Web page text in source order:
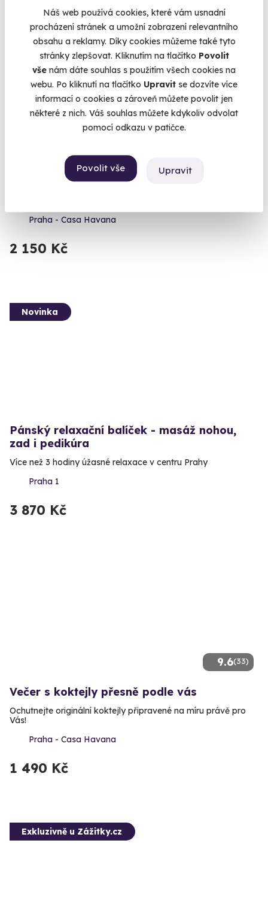
Náš web používá cookies, které vám usnadní
procházení stránek a umožní zobrazení relevantního
obsahu a reklamy. Díky cookies můžeme také tyto
stránky zlepšovat. Kliknutím na tlačítko Povolit
vše nám dáte souhlas s použitím všech cookies na
webu. Po kliknutí na tlačítko Upravit se dozvíte více
informací o cookies a zároveň můžete povolit jen
některé z nich. Váš souhlas můžete kdykoliv odvolat
pomocí odkazu v patičce.
Povolit vše Upravit
Degustace námořnických rumů
Praha - Casa Havana
2 150 Kč
Novinka
Pánský relaxační balíček - masáž nohou,
zad i pedikúra
Více než 3 hodiny úžasné relaxace v centru Prahy
Praha 1
3 870 Kč
9.6(33)
Večer s koktejly přesně podle vás
Ochutnejte originální koktejly připravené na míru právě pro
Vás!
Praha - Casa Havana
1 490 Kč
Exkluzivně u Zážitky.cz